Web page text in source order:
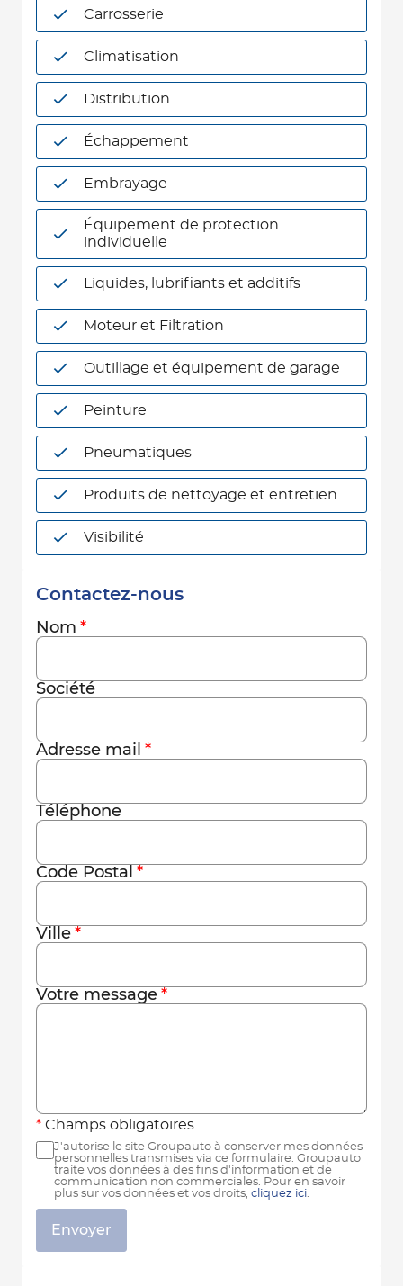
Carrosserie
Climatisation
Distribution
Échappement
Embrayage
Équipement de protection
individuelle
Liquides, lubrifiants et additifs
Moteur et Filtration
Outillage et équipement de garage
Peinture
Pneumatiques
Produits de nettoyage et entretien
Visibilité
Contactez-nous
Nom
Société
Adresse mail
Téléphone
Code Postal
Ville
Votre message
Champs obligatoires
J'autorise le site Groupauto à conserver mes données
personnelles transmises via ce formulaire. Groupauto
traite vos données à des fins d'information et de
communication non commerciales. Pour en savoir
plus sur vos données et vos droits, cliquez ici.
Envoyer